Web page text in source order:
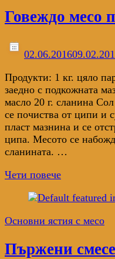
Говеждо месо
02.06.2016
Продукти: 1 кг. цяло
заедно с подкожната
масло 20 г. сланина
се почиства от ципи и
пласт мазнина и се
ципа. Месото се
сланината. …
Чети повече
Основни ястия с месо
Пържени